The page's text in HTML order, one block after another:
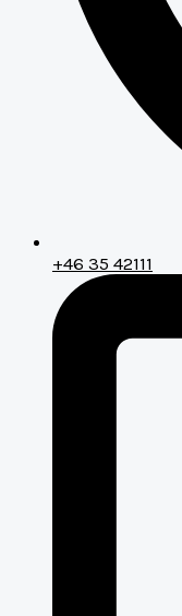
+46 35 42111